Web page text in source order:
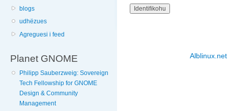
blogs
udhëzues
Agreguesi i feed
Planet GNOME
Philipp Sauberzweig: Sovereign
Tech Fellowship for GNOME
Design & Community
Management
Alblinux.net